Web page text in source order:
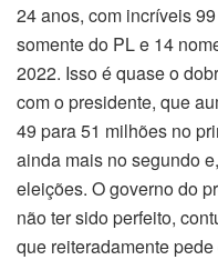
24 anos, com incríveis
somente do PL e 14
2022. Isso é quase o
com o presidente, que
49 para 51 milhões no
ainda mais no segundo
eleições. O governo do
não ter sido perfeito,
que reiteradamente